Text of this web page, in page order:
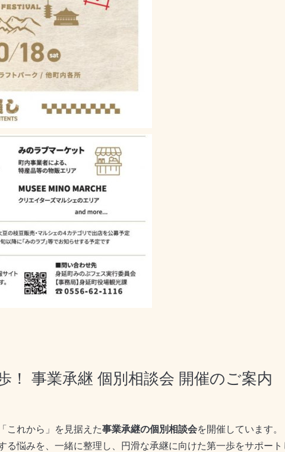
！ 事業承継 個別相談会 開催のご案内
これから」を見据えた事業承継の個別相談会を開催しています。
る悩みを、一緒に整理し、円滑な承継に向けた第一歩をサポート